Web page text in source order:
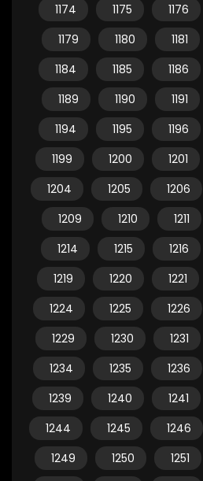
1174
1175 1176
1179
1180 1181
1184
1185 1186
1189
1190 1191
1194
1195 1196
1199
1200 1201
1204
1205 1206
1209
1210 1211
1214
1215 1216
1219
1220 1221
1224
1225 1226
1229
1230 1231
1234
1235 1236
1239
1240 1241
1244
1245 1246
1249
1250 1251